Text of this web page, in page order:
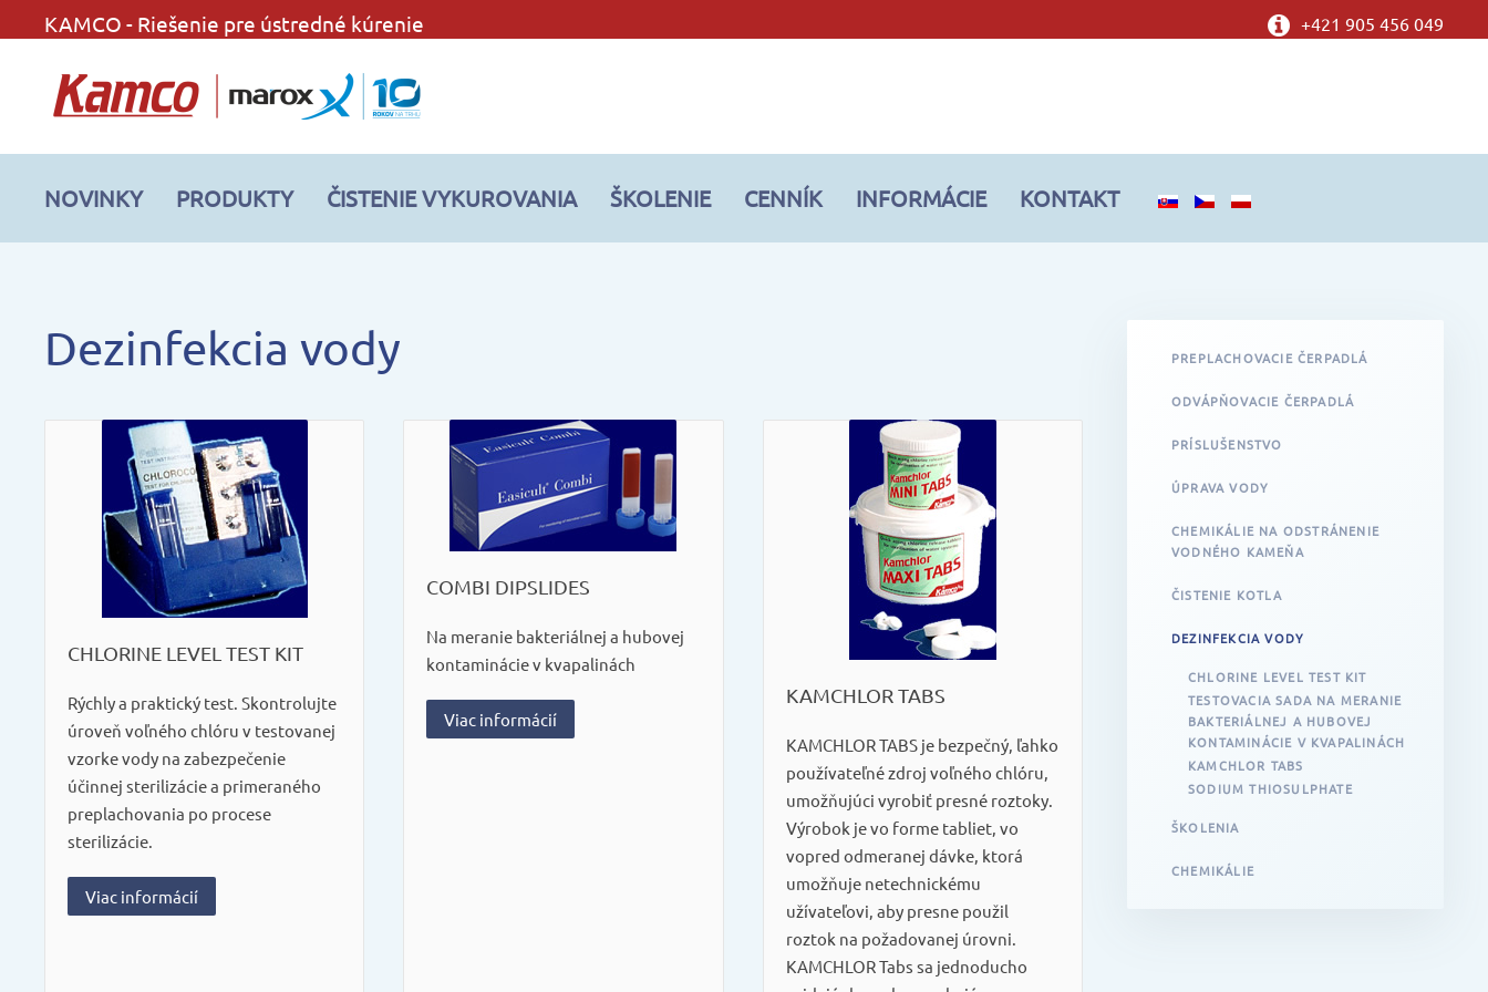
KAMCO - Riešenie pre ústredné kúrenie +421 905 456 049
NOVINKY PRODUKTY ČISTENIE VYKUROVANIA ŠKOLENIE CENNÍK INFORMÁCIE KONTAKT
Dezinfekcia vody
CHLORINE LEVEL TEST KIT
Rýchly a praktický test. Skontrolujte
úroveň voľného chlóru v testovanej
vzorke vody na zabezpečenie
účinnej sterilizácie a primeraného
preplachovania po procese
sterilizácie.
Viac informácií
COMBI DIPSLIDES
Na meranie bakteriálnej a hubovej
kontaminácie v kvapalinách
Viac informácií
KAMCHLOR TABS
KAMCHLOR TABS je bezpečný, ľahko
používateľné zdroj voľného chlóru,
umožňujúci vyrobiť presné roztoky.
Výrobok je vo forme tabliet, vo
vopred odmeranej dávke, ktorá
umožňuje netechnickému
užívateľovi, aby presne použil
roztok na požadovanej úrovni.
KAMCHLOR Tabs sa jednoducho
PREPLACHOVACIE ČERPADLÁ
ODVÁPŇOVACIE ČERPADLÁ
PRÍSLUŠENSTVO
ÚPRAVA VODY
CHEMIKÁLIE NA ODSTRÁNENIE
VODNÉHO KAMEŇA
ČISTENIE KOTLA
DEZINFEKCIA VODY
CHLORINE LEVEL TEST KIT
TESTOVACIA SADA NA MERANIE
BAKTERIÁLNEJ A HUBOVEJ
KONTAMINÁCIE V KVAPALINÁCH
KAMCHLOR TABS
SODIUM THIOSULPHATE
ŠKOLENIA
CHEMIKÁLIE